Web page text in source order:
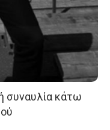
συναυλία κάτω